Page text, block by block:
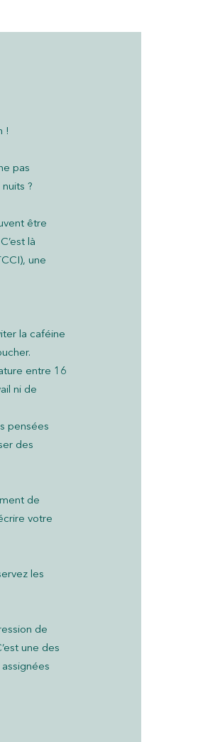
!
pas
?
être
là
une
la caféine
entre 16
ni de
pensées
des
de
votre
les
de
une des